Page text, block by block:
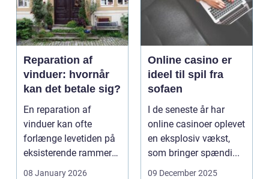
Reparation af
vinduer: hvornår
kan det betale sig?
En reparation af
vinduer kan ofte
forlænge levetiden på
eksisterende rammer
og glas med ...
08 January 2026
Online casino er
ideel til spil fra
sofaen
I de seneste år har
online casinoer oplevet
en eksplosiv vækst,
som bringer spændi...
09 December 2025